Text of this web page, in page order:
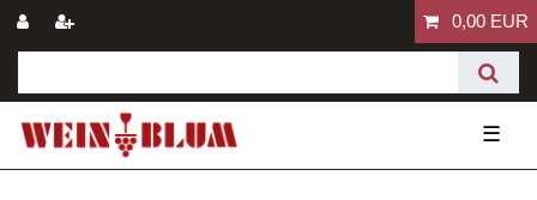
0,00 EUR
☰